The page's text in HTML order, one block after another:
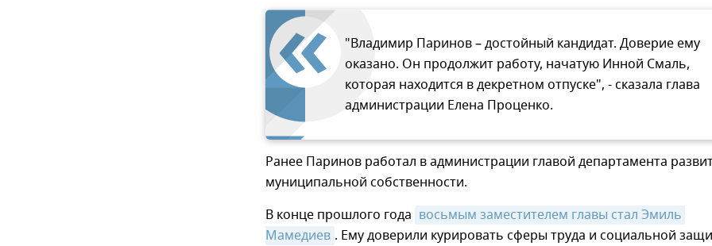
"Владимир Паринов – достойный кандидат. Доверие ему
оказано. Он продолжит работу, начатую Инной Смаль,
которая находится в декретном отпуске", - сказала глава
администрации Елена Проценко.
Ранее Паринов работал в администрации главой департамента
муниципальной собственности.
В конце прошлого года восьмым заместителем главы стал Эмиль
Мамедиев . Ему доверили курировать сферы труда и социальной